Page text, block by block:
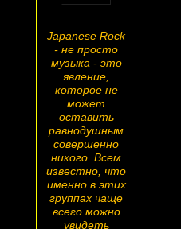
Japanese Rock
- не просто
музыка - это
явление,
которое не
может
оставить
равнодушным
совершенно
никого. Всем
известно, что
именно в этих
группах чаще
всего можно
увидеть